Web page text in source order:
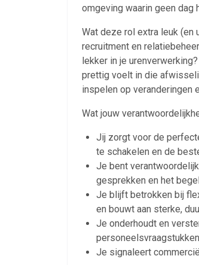
omgeving waarin geen dag
Wat deze rol extra leuk (en
recruitment en
lekker in je
prettig voelt in die
inspelen op veranderingen
Wat jouw
Jij zorgt voor de
te schakelen en de
Je bent
gesprekken en het
Je blijft betrokken bij
en bouwt aan sterke,
Je onderhoudt en
Je signaleert